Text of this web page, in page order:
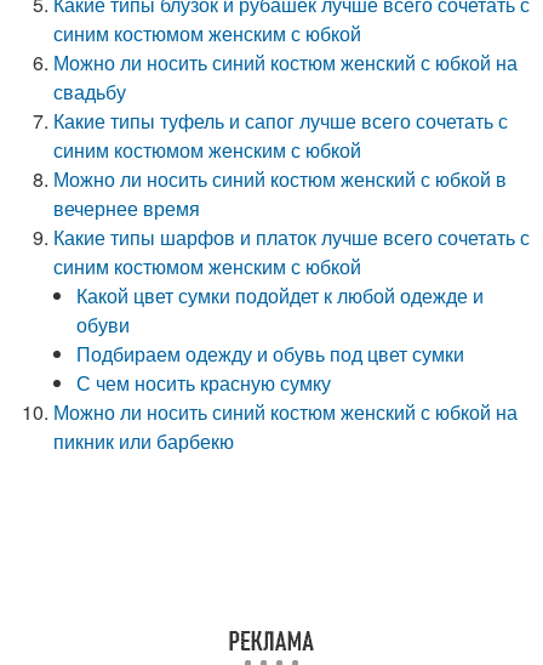
синим костюмом женским с юбкой
Можно ли носить синий костюм женский с юбкой на
свадьбу
Какие типы туфель и сапог лучше всего сочетать с
синим костюмом женским с юбкой
Можно ли носить синий костюм женский с юбкой в
вечернее время
Какие типы шарфов и платок лучше всего сочетать с
синим костюмом женским с юбкой
Какой цвет сумки подойдет к любой одежде и
обуви
Подбираем одежду и обувь под цвет сумки
С чем носить красную сумку
Можно ли носить синий костюм женский с юбкой на
пикник или барбекю